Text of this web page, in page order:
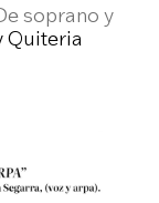
soprano y
Quiteria